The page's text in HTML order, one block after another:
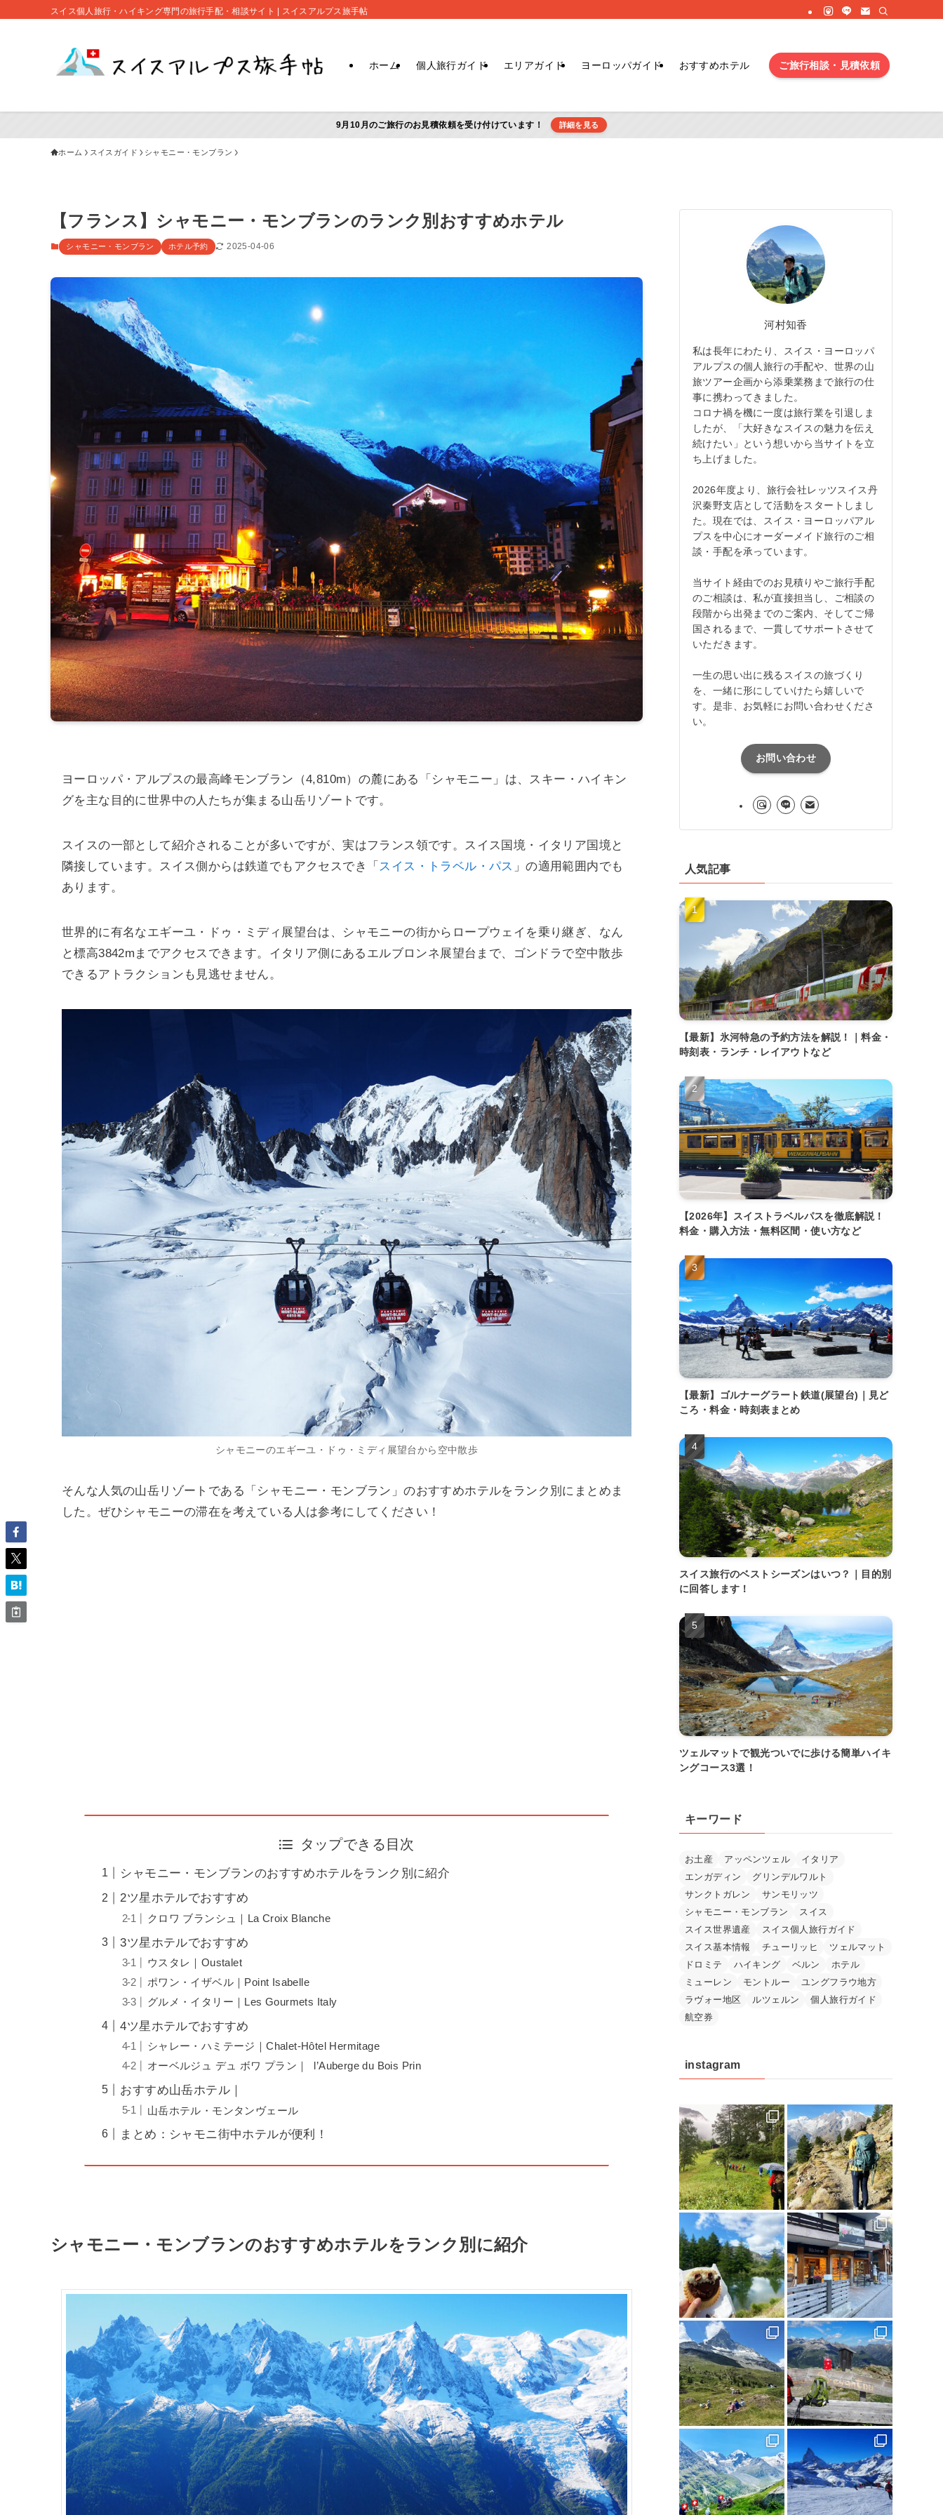
スイス個人旅行・ハイキング専門の旅行手配・相談サイト | スイスアルプス旅手帖
ホーム 個人旅行ガイド エリアガイド ヨーロッパガイド おすすめホテル ご旅行相談・見積依頼
9月10月のご旅行のお見積依頼を受け付けています！ 詳細を見る
ホーム スイスガイド シャモニー・モンブラン
【フランス】シャモニー・モンブランのランク別おすすめホテル
シャモニー・モンブラン ホテル予約 2025-04-06
ヨーロッパ・アルプスの最高峰モンブラン（4,810m）の麓にある「シャモニー」は、スキー・ハイキン
グを主な目的に世界中の人たちが集まる山岳リゾートです。
スイスの一部として紹介されることが多いですが、実はフランス領です。スイス国境・イタリア国境と
隣接しています。スイス側からは鉄道でもアクセスでき「 スイス・トラベル・パス 」の適用範囲内でも
あります。
世界的に有名なエギーユ・ドゥ・ミディ展望台は、シャモニーの街からロープウェイを乗り継ぎ、なん
と標高3842mまでアクセスできます。イタリア側にあるエルブロンネ展望台まで、ゴンドラで空中散歩
できるアトラクションも見逃せません。
シャモニーのエギーユ・ドゥ・ミディ展望台から空中散歩
そんな人気の山岳リゾートである「シャモニー・モンブラン」のおすすめホテルをランク別にまとめま
した。ぜひシャモニーの滞在を考えている人は参考にしてください！
タップできる目次
シャモニー・モンブランのおすすめホテルをランク別に紹介
2ツ星ホテルでおすすめ
クロワ ブランシュ｜La Croix Blanche
3ツ星ホテルでおすすめ
ウスタレ｜Oustalet
ポワン・イザベル｜Point Isabelle
グルメ・イタリー｜Les Gourmets Italy
4ツ星ホテルでおすすめ
シャレー・ハミテージ｜Chalet-Hôtel Hermitage
オーベルジュ デュ ボワ プラン｜ l’Auberge du Bois Prin
おすすめ山岳ホテル｜
山岳ホテル・モンタンヴェール
まとめ：シャモニ街中ホテルが便利！
シャモニー・モンブランのおすすめホテルをランク別に紹介
河村知香
私は長年にわたり、スイス・ヨーロッパ
アルプスの個人旅行の手配や、世界の山
旅ツアー企画から添乗業務まで旅行の仕
事に携わってきました。
コロナ禍を機に一度は旅行業を引退しま
したが、「大好きなスイスの魅力を伝え
続けたい」という想いから当サイトを立
ち上げました。
2026年度より、旅行会社レッツスイス丹
沢秦野支店として活動をスタートしまし
た。現在では、スイス・ヨーロッパアル
プスを中心にオーダーメイド旅行のご相
談・手配を承っています。
当サイト経由でのお見積りやご旅行手配
のご相談は、私が直接担当し、ご相談の
段階から出発までのご案内、そしてご帰
国されるまで、一貫してサポートさせて
いただきます。
一生の思い出に残るスイスの旅づくり
を、一緒に形にしていけたら嬉しいで
す。是非、お気軽にお問い合わせくださ
い。
お問い合わせ
人気記事
【最新】氷河特急の予約方法を解説！｜料金・
時刻表・ランチ・レイアウトなど
【2026年】スイストラベルパスを徹底解説！
料金・購入方法・無料区間・使い方など
【最新】ゴルナーグラート鉄道(展望台)｜見ど
ころ・料金・時刻表まとめ
スイス旅行のベストシーズンはいつ？｜目的別
に回答します！
ツェルマットで観光ついでに歩ける簡単ハイキ
ングコース3選！
キーワード
お土産 アッペンツェル
イタリア
エンガディン
グリンデルワルト
サンクトガレン
サンモリッツ
シャモニー・モンブラン
スイス
スイス世界遺産
スイス個人旅行ガイド
スイス基本情報
チューリッヒ
ツェルマット
ドロミテ
ハイキング ベルン
ホテル
ミューレン
モントルー
ユングフラウ地方
ラヴォー地区
ルツェルン
個人旅行ガイド
航空券
instagram